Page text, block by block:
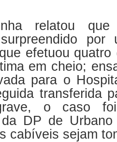
relatou
por
efetuou quatro
em cheio;
para o
transferida
o caso
da DP de
cabíveis sejam